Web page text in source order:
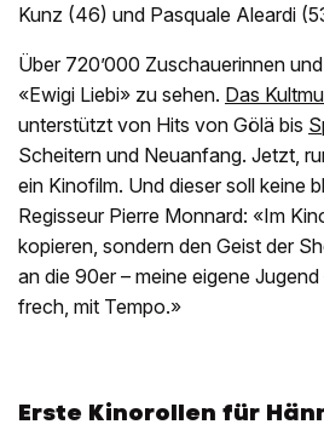
Kunz (46) und Pasquale Aleardi
Über 720’000 Zuschauerinnen
«Ewigi Liebi» zu sehen. Das
unterstützt von Hits von Gölä bis
Scheitern und Neuanfang. Jetzt,
ein Kinofilm. Und dieser soll keine
Regisseur Pierre Monnard: «Im
kopieren, sondern den Geist der
an die 90er – meine eigene
frech, mit Tempo.»
Erste Kinorollen für